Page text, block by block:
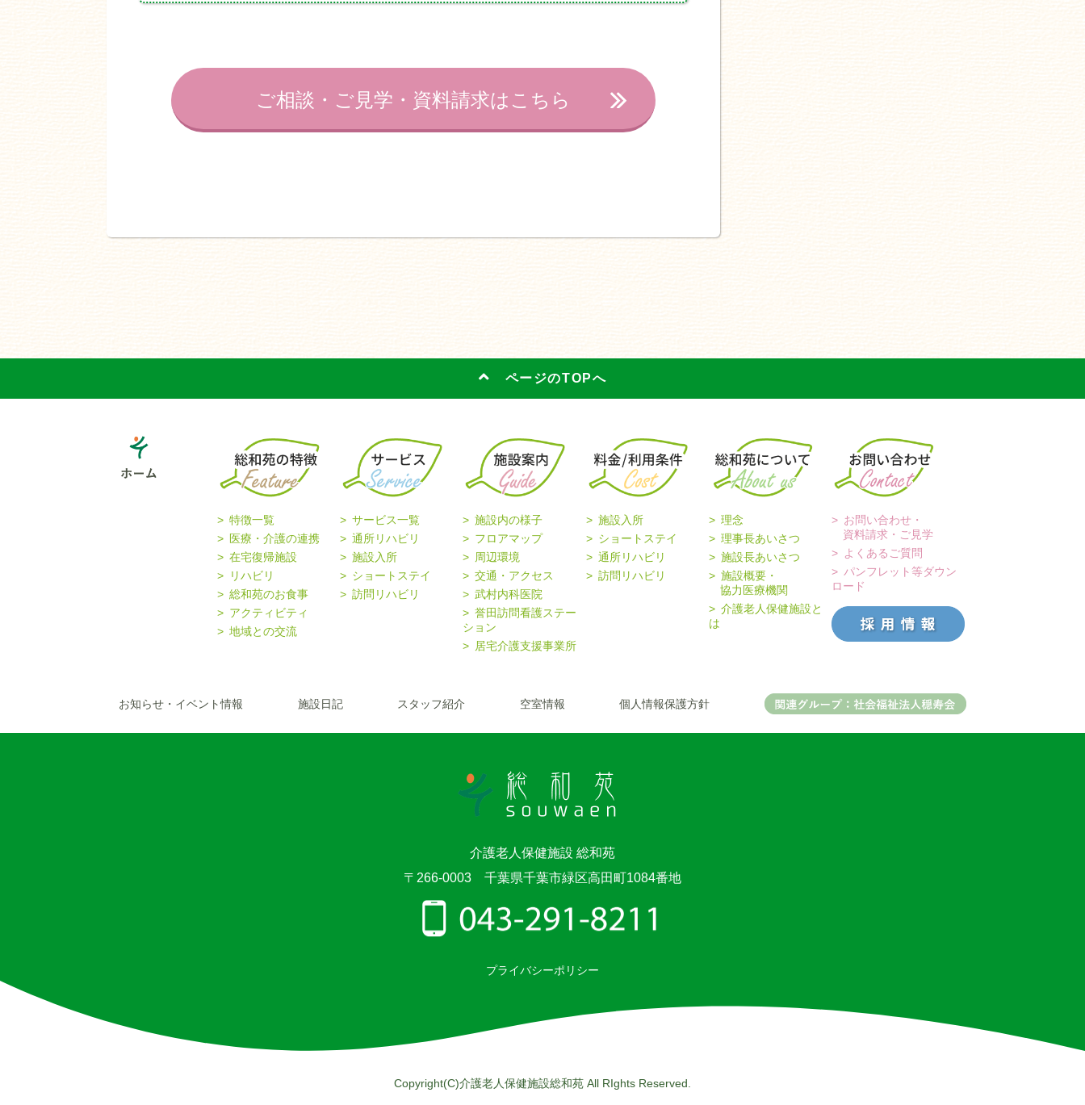
ご相談・ご見学・資料請求はこちら
ページのTOPへ
特徴一覧
医療・介護の連携
在宅復帰施設
リハビリ
総和苑のお食事
アクティビティ
地域との交流
サービス一覧
通所リハビリ
施設入所
ショートステイ
訪問リハビリ
施設内の様子
フロアマップ
周辺環境
交通・アクセス
武村内科医院
誉田訪問看護ステー
ション
居宅介護支援事業所
施設入所
ショートステイ
通所リハビリ
訪問リハビリ
理念
理事長あいさつ
施設長あいさつ
施設概要・
協力医療機関
介護老人保健施設と
は
お問い合わせ・
資料請求・ご見学
よくあるご質問
パンフレット等ダウン
ロード
お知らせ・イベント情報 施設日記 スタッフ紹介 空室情報 個人情報保護方針
介護老人保健施設 総和苑
〒266-0003 千葉県千葉市緑区高田町1084番地
プライバシーポリシー
Copyright(C)介護老人保健施設総和苑 All RIghts Reserved.